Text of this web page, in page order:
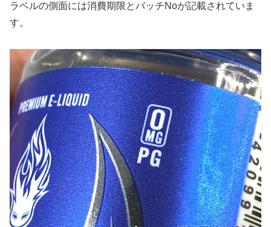
ラベルの側面には消費期限とバッチNoが記載されていま
す。